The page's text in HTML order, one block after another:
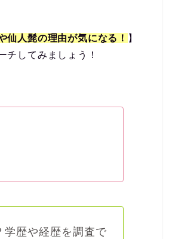
仙人髭の理由が気になる！ 】
チしてみましょう！
学歴や経歴を調査で